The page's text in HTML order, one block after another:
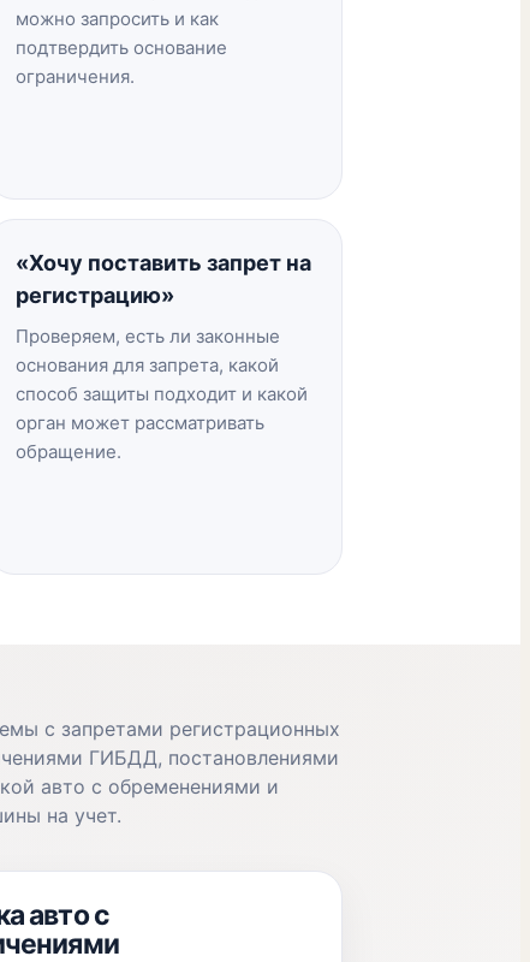
можно запросить и как
подтвердить основание
ограничения.
«Хочу поставить запрет на
регистрацию»
Проверяем, есть ли законные
основания для запрета, какой
способ защиты подходит и какой
орган может рассматривать
обращение.
с запретами регистрационных
ГИБДД, постановлениями
авто с обременениями и
на учет.
авто с